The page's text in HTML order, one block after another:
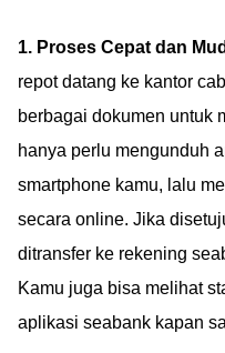
1. Proses Cepat dan
repot datang ke kantor
berbagai dokumen untuk
hanya perlu mengunduh
smartphone kamu, lalu
secara online. Jika
ditransfer ke rekening
Kamu juga bisa melihat
aplikasi seabank kapan